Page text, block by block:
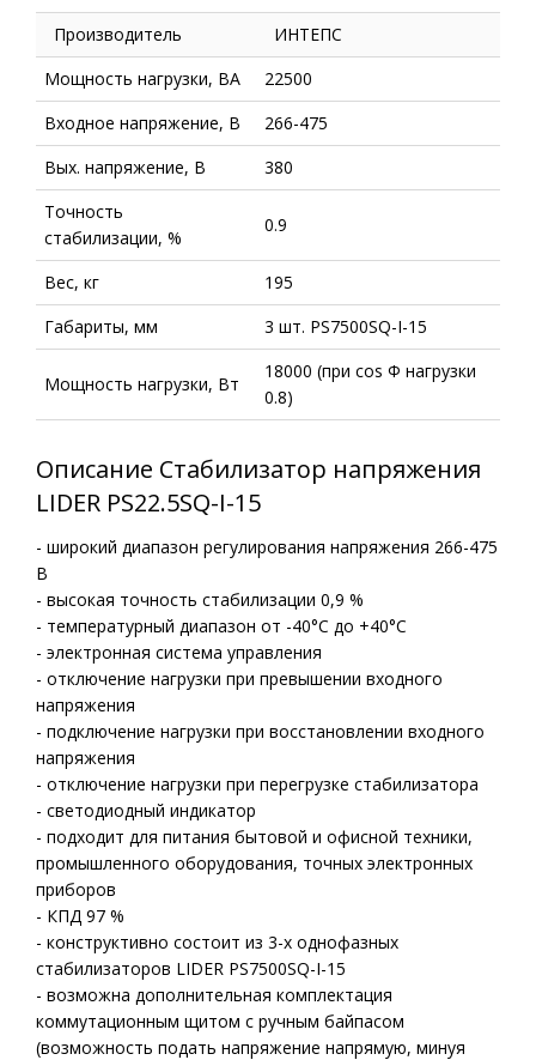
Производитель
ИНТЕПС
Мощность нагрузки, ВА
22500
Входное напряжение, В
266-475
Вых. напряжение, В
380
Точность
стабилизации, %
0.9
Вес, кг
195
Габариты, мм
3 шт. PS7500SQ-I-15
Мощность нагрузки, Вт
18000 (при cos Ф нагрузки
0.8)
Описание Стабилизатор напряжения
LIDER PS22.5SQ-I-15
- широкий диапазон регулирования напряжения 266-475
В
- высокая точность стабилизации 0,9 %
- температурный диапазон от -40°С до +40°С
- электронная система управления
- отключение нагрузки при превышении входного
напряжения
- подключение нагрузки при восстановлении входного
напряжения
- отключение нагрузки при перегрузке стабилизатора
- светодиодный индикатор
- подходит для питания бытовой и офисной техники,
промышленного оборудования, точных электронных
приборов
- КПД 97 %
- конструктивно состоит из 3-х однофазных
стабилизаторов LIDER PS7500SQ-I-15
- возможна дополнительная комплектация
коммутационным щитом с ручным байпасом
(возможность подать напряжение напрямую, минуя